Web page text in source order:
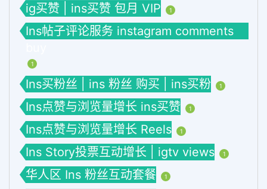
ig买赞 | ins买赞 包月 VIP 1
Ins帖子评论服务 instagram comments
1
Ins买粉丝 | ins 粉丝 购买 | ins买粉 1
Ins点赞与浏览量增长 ins买赞 1
Ins点赞与浏览量增长 Reels 1
Ins Story投票互动增长 | igtv views 1
华人区 Ins 粉丝互动套餐 1